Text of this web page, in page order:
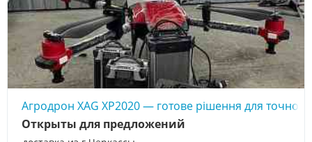
Агродрон XAG XP2020 — готове рішення для
Открыты для предложений